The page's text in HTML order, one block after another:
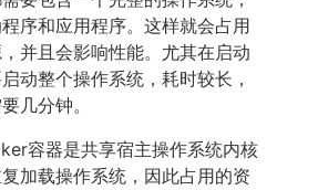
序和应用程序。这样就会占用
并且会影响性能。尤其在启动
动整个操作系统，耗时较长，
几分钟。
容器是共享宿主操作系统内核
加载操作系统，因此占用的资